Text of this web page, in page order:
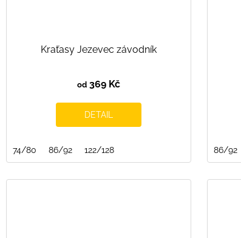
146/152
Kraťasy Jezevec závodník
od 369 Kč
DETAIL
74/80 86/92 122/128 86/92